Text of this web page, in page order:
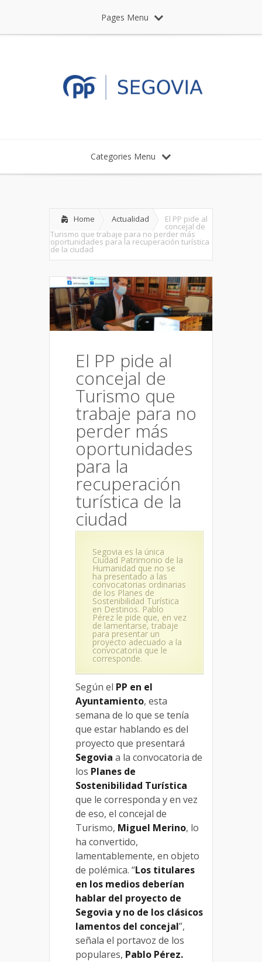
Pages Menu
Categories Menu
Home Actualidad El PP pide al
concejal de
Turismo que trabaje para no perder más
oportunidades para la recuperación turística
de la ciudad
El PP pide al
concejal de
Turismo que
trabaje para no
perder más
oportunidades
para la
recuperación
turística de la
ciudad
Segovia es la única
Ciudad Patrimonio de la
Humanidad que no se
ha presentado a las
convocatorias ordinarias
de los Planes de
Sostenibilidad Turística
en Destinos. Pablo
Pérez le pide que, en vez
de lamentarse, trabaje
para presentar un
proyecto adecuado a la
convocatoria que le
corresponde.
Según el PP en el
Ayuntamiento, esta
semana de lo que se tenía
que estar hablando es del
proyecto que presentará
Segovia a la convocatoria de
los Planes de
Sostenibilidad Turística
que le corresponda y en vez
de eso, el concejal de
Turismo, Miguel Merino, lo
ha convertido,
lamentablemente, en objeto
de polémica. “Los titulares
en los medios deberían
hablar del proyecto de
Segovia y no de los clásicos
lamentos del concejal”,
señala el portavoz de los
populares, Pablo Pérez.